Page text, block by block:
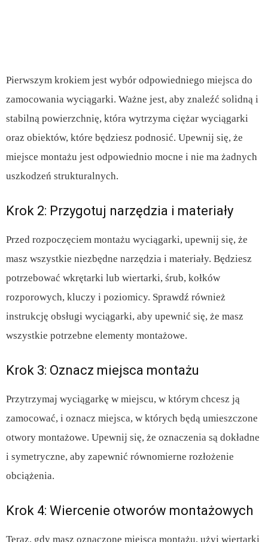
Pierwszym krokiem jest wybór odpowiedniego miejsca do
zamocowania wyciągarki. Ważne jest, aby znaleźć solidną i
stabilną powierzchnię, która wytrzyma ciężar wyciągarki
oraz obiektów, które będziesz podnosić. Upewnij się, że
miejsce montażu jest odpowiednio mocne i nie ma żadnych
uszkodzeń strukturalnych.
Krok 2: Przygotuj narzędzia i materiały
Przed rozpoczęciem montażu wyciągarki, upewnij się, że
masz wszystkie niezbędne narzędzia i materiały. Będziesz
potrzebować wkrętarki lub wiertarki, śrub, kołków
rozporowych, kluczy i poziomicy. Sprawdź również
instrukcję obsługi wyciągarki, aby upewnić się, że masz
wszystkie potrzebne elementy montażowe.
Krok 3: Oznacz miejsca montażu
Przytrzymaj wyciągarkę w miejscu, w którym chcesz ją
zamocować, i oznacz miejsca, w których będą umieszczone
otwory montażowe. Upewnij się, że oznaczenia są dokładne
i symetryczne, aby zapewnić równomierne rozłożenie
obciążenia.
Krok 4: Wiercenie otworów montażowych
Teraz, gdy masz oznaczone miejsca montażu, użyj wiertarki